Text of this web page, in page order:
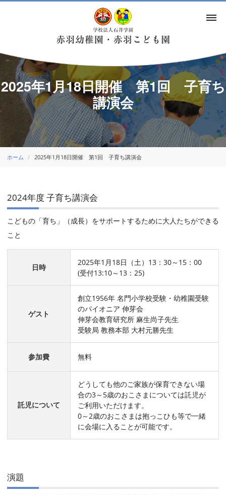
2025年1月18日開催 第1回 子育ち
講演会
ホーム 2025年1月18日開催 第1回 子育ち講演会
2024年度 子育ち講演会
こどもの「育ち」（成長）をサポートするために大人たちができる
こと
日時
2025年1月18日（土）13：30～15：00
(受付13:10～13：25)
ゲスト
創立1956年 名門小学校受験・幼稚園受験
のパイオニア 伸芽会
伸芽会教育研究所 麻生尚子先生
受験局 教務本部 大村元勝先生
参加費 無料
託児について
どうしても他のご家族が保育できない場
合の3～5歳のおこさまについては託児が
ご利用いただけます。
0～2歳のおこさまは抱っこひも等で一緒
に会場に入ることが可能です。
演題